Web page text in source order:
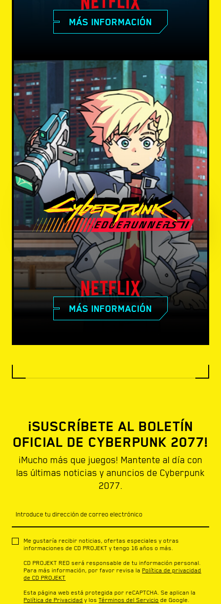
MÁS INFORMACIÓN
MÁS INFORMACIÓN
¡SUSCRÍBETE AL BOLETÍN
OFICIAL DE CYBERPUNK 2077!
¡Mucho más que juegos! Mantente al día con
las últimas noticias y anuncios de Cyberpunk
2077.
Introduce tu dirección de correo electrónico
Me gustaría recibir noticias, ofertas especiales y otras
informaciones de CD PROJEKT y tengo 16 años o más.
CD PROJEKT RED será responsable de tu información personal.
Para más información, por favor revisa la Política de privacidad
de CD PROJEKT
Esta página web está protegida por reCAPTCHA. Se aplican la
Política de Privacidad y los Términos del Servicio de Google.